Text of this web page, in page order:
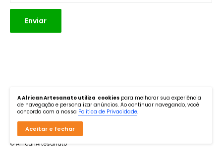
Enviar
Siga-nos
© AfricanArtesanato
A African Artesanato utiliza cookies para melhorar sua experiência
de navegação e personalizar anúncios. Ao continuar navegando, você
concorda com a nossa Política de Privacidade.
Aceitar e fechar